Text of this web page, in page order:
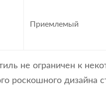
Приемлемый
не ограничен к
роскошного